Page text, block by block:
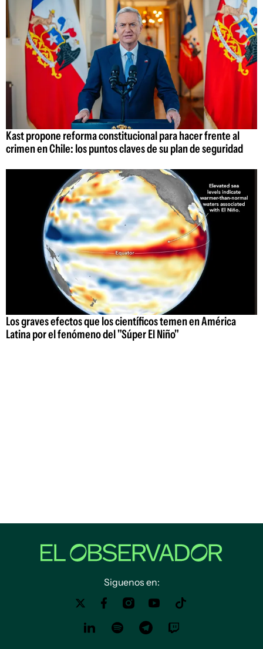
Kast propone reforma constitucional para hacer frente al
crimen en Chile: los puntos claves de su plan de seguridad
Los graves efectos que los científicos temen en América
Latina por el fenómeno del "Súper El Niño"
Siguenos en: